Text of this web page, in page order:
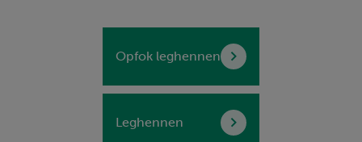
Opfok leghennen
Leghennen